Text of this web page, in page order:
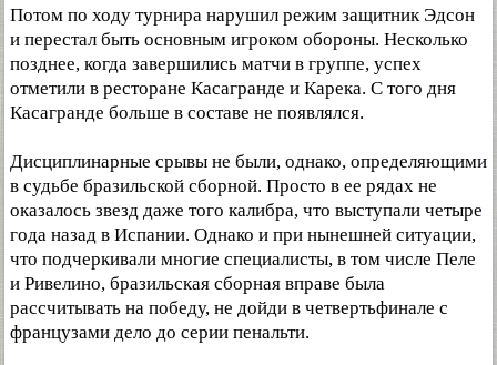
Потом по ходу турнира нарушил режим защитник Эдсон
и перестал быть основным игроком обороны. Несколько
позднее, когда завершились матчи в группе, успех
отметили в ресторане Касагранде и Карека. С того дня
Касагранде больше в составе не появлялся.
Дисциплинарные срывы не были, однако, определяющими
в судьбе бразильской сборной. Просто в ее рядах не
оказалось звезд даже того калибра, что выступали четыре
года назад в Испании. Однако и при нынешней ситуации,
что подчеркивали многие специалисты, в том числе Пеле
и Ривелино, бразильская сборная вправе была
рассчитывать на победу, не дойди в четвертьфинале с
французами дело до серии пенальти.